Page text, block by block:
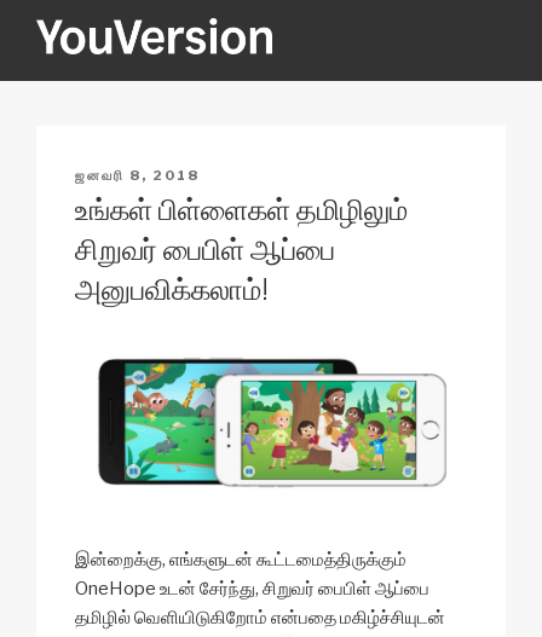
YOUVERSION
POSTED
ON
ஜனவரி 8, 2018
உங்கள் பிள்ளைகள் தமிழிலும்
சிறுவர் பைபிள் ஆப்பை
அனுபவிக்கலாம்!
இன்றைக்கு, எங்களுடன் கூட்டமைத்திருக்கும்
OneHope உடன் சேர்ந்து, சிறுவர் பைபிள் ஆப்பை
தமிழில் வெளியிடுகிறோம் என்பதை மகிழ்ச்சியுடன்